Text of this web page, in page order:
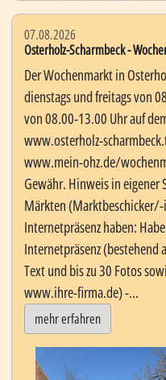
07.08.2026
Osterholz-Scharmbeck -
Der Wochenmarkt in
dienstags und freitags von
von 08.00-13.00 Uhr auf
www.osterholz-
www.mein-ohz.de/
Gewähr. Hinweis in eigener
Märkten
Internetpräsenz haben:
Internetpräsenz (bestehend
Text und bis zu 30 Fotos
www.ihre-firma.de) -...
mehr erfahren